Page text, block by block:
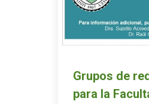
Grupos de
para la